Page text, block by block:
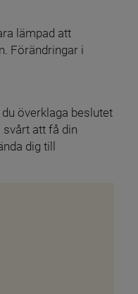
lämpad att
Förändringar i
överklaga beslutet
att få din
dig till
fönster.